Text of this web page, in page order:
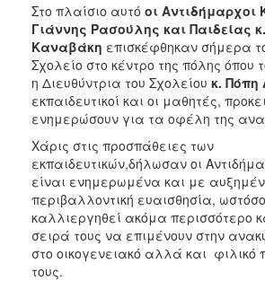
Στο πλαίσιο αυτό οι Αντιδήμαρχοι
Γιάννης Ρασούλης και Παιδείας
Καναβάκη επισκέφθηκαν σήμερα
Σχολείο στο κέντρο της πόλης όπου
η Διευθύντρια του Σχολείου κ. Πόπη
εκπαιδευτικοί και οι μαθητές,
ενημερώσουν για τα οφέλη της
Χάρις στις προσπάθειες των
εκπαιδευτικών,δήλωσαν οι
είναι ενημερωμένα και με
περιβαλλοντική ευαισθησία,
καλλιεργηθεί ακόμα περισσότερο
σειρά τους να επιμένουν στην
στο οικογενειακό αλλά και φιλικό
τους.